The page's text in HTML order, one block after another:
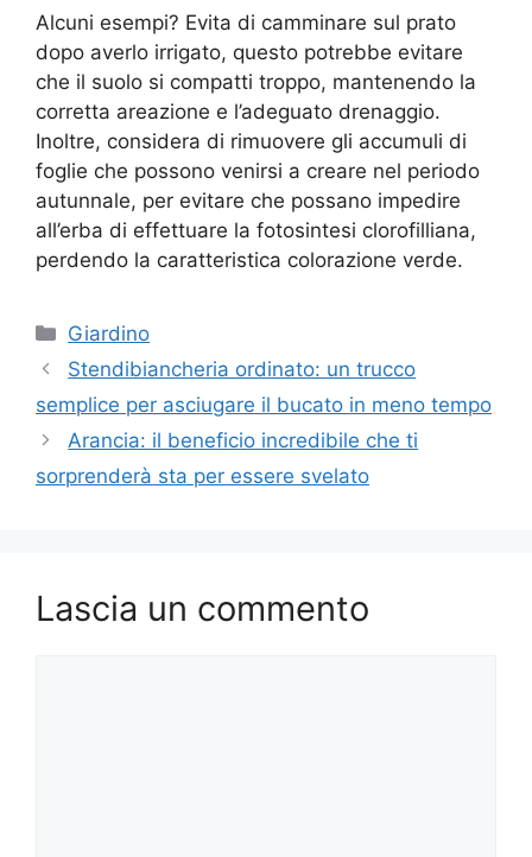
Alcuni esempi? Evita di camminare sul prato
dopo averlo irrigato, questo potrebbe evitare
che il suolo si compatti troppo, mantenendo la
corretta areazione e l’adeguato drenaggio.
Inoltre, considera di rimuovere gli accumuli di
foglie che possono venirsi a creare nel periodo
autunnale, per evitare che possano impedire
all’erba di effettuare la fotosintesi clorofilliana,
perdendo la caratteristica colorazione verde.
Categorie
Giardino
Stendibiancheria ordinato: un trucco
semplice per asciugare il bucato in meno tempo
Arancia: il beneficio incredibile che ti
sorprenderà sta per essere svelato
Lascia un commento